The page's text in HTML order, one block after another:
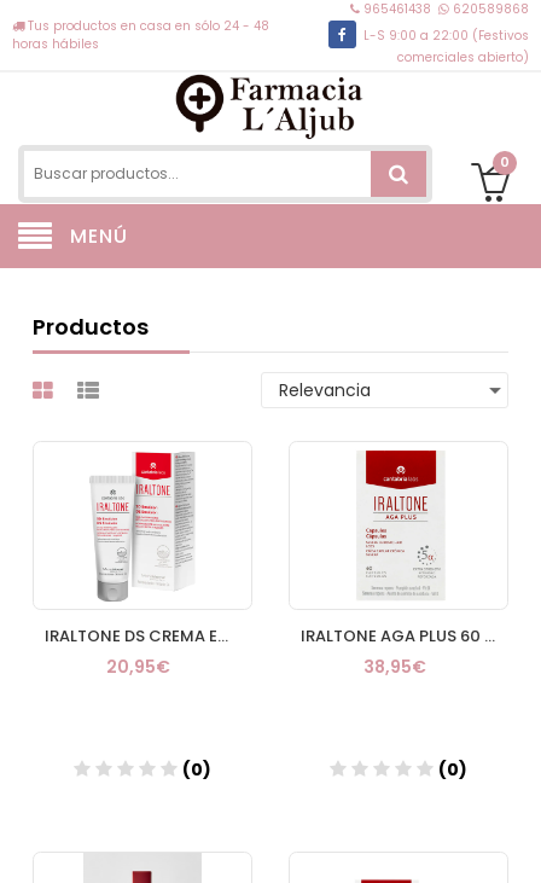
Tus productos en casa en sólo 24 - 48
horas hábiles
965461438
620589868
L-S 9:00 a 22:00 (Festivos
comerciales abierto)
0
MENÚ
Productos
IRALTONE DS CREMA EMULSION NORMALIZANTE ANTIESCAMAS REDU
20,95€
(0)
IRALTONE AGA PLUS 60 CAPSULAS
38,95€
(0)